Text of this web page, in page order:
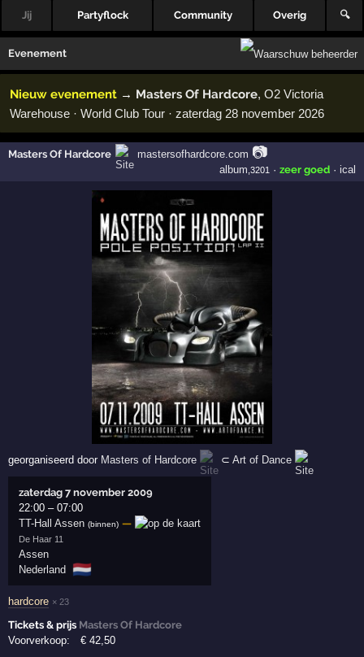
Jij Partyflock Community Overig 🔍
Evenement
Nieuw evenement → Masters Of Hardcore, O2 Victoria
Warehouse · World Club Tour · zaterdag 28 november 2026
Masters Of Hardcore mastersofhardcore.com 📷
album ,3201· zeer goed· ical
georganiseerd door Masters of Hardcore ⊂Art of Dance
zaterdag 7 november 2009
22:00 –07:00
TT-Hall Assen (binnen) —
De Haar 11
Assen
Nederland 🇳🇱
hardcore × 23
Tickets & prijs Masters Of Hardcore
Voorverkoop:
€42 ,50